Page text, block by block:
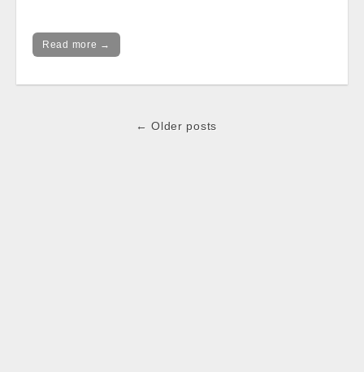
Read more →
← Older posts